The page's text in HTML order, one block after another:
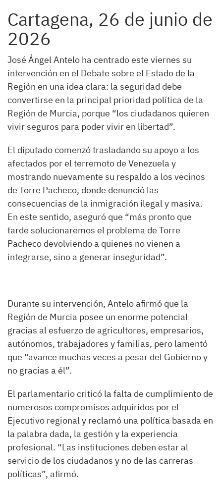
Cartagena, 26 de junio de
2026
José Ángel Antelo ha centrado este viernes su
intervención en el Debate sobre el Estado de la
Región en una idea clara: la seguridad debe
convertirse en la principal prioridad política de la
Región de Murcia, porque “los ciudadanos quieren
vivir seguros para poder vivir en libertad”.
El diputado comenzó trasladando su apoyo a los
afectados por el terremoto de Venezuela y
mostrando nuevamente su respaldo a los vecinos
de Torre Pacheco, donde denunció las
consecuencias de la inmigración ilegal y masiva.
En este sentido, aseguró que “más pronto que
tarde solucionaremos el problema de Torre
Pacheco devolviendo a quienes no vienen a
integrarse, sino a generar inseguridad”.
Durante su intervención, Antelo afirmó que la
Región de Murcia posee un enorme potencial
gracias al esfuerzo de agricultores, empresarios,
autónomos, trabajadores y familias, pero lamentó
que “avance muchas veces a pesar del Gobierno y
no gracias a él”.
El parlamentario criticó la falta de cumplimiento de
numerosos compromisos adquiridos por el
Ejecutivo regional y reclamó una política basada en
la palabra dada, la gestión y la experiencia
profesional. “Las instituciones deben estar al
servicio de los ciudadanos y no de las carreras
políticas”, afirmó.